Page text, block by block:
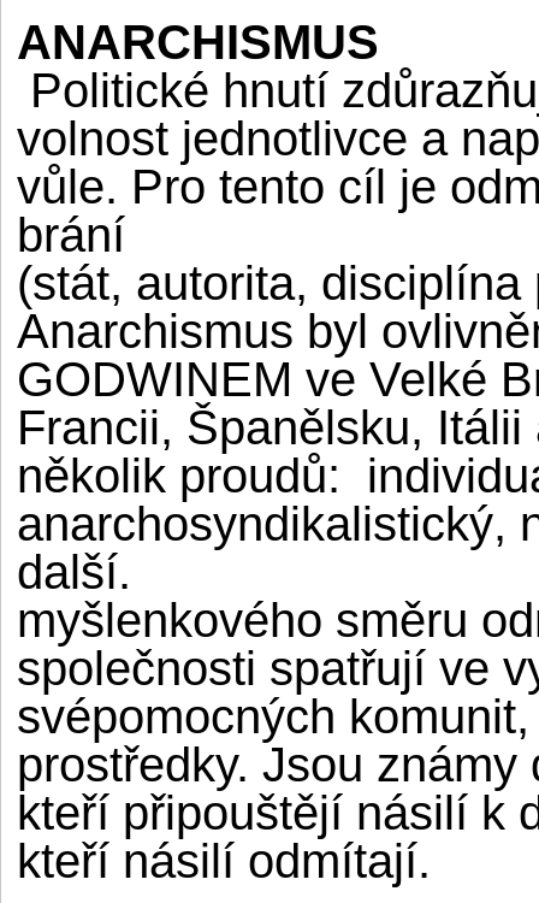
ANARCHISMUS
Politické hnutí
volnost jednotlivce a
vůle. Pro tento cíl je
brání
(stát, autorita,
Anarchismus byl
GODWINEM ve Velké
Francii, Španělsku,
několik proudů:
anarchosyndikalistický,
další.
myšlenkového směru
společnosti spatřují ve
svépomocných
prostředky. Jsou
kteří připouštějí násilí k
kteří násilí odmítají.